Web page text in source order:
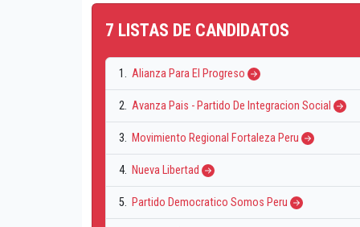
7 LISTAS DE CANDIDATOS
1. Alianza Para El Progreso
2. Avanza Pais - Partido De Integracion Social
3. Movimiento Regional Fortaleza Peru
4. Nueva Libertad
5. Partido Democratico Somos Peru